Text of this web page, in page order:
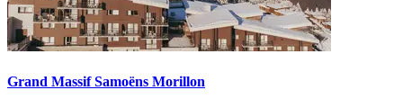
Grand Massif Samoëns Morillon